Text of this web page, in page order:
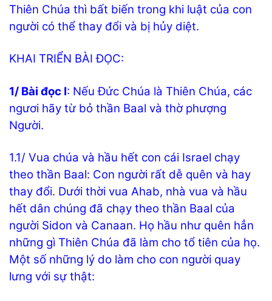
Thiên Chúa thì bất biến trong khi luật của con
người có thể thay đổi và bị hủy diệt.
KHAI TRIỂN BÀI ĐỌC:
1/ Bài đọc I: Nếu Đức Chúa là Thiên Chúa, các
ngươi hãy từ bỏ thần Baal và thờ phượng
Người.
1.1/ Vua chúa và hầu hết con cái Israel chạy
theo thần Baal: Con người rất dễ quên và hay
thay đổi. Dưới thời vua Ahab, nhà vua và hầu
hết dân chúng đã chạy theo thần Baal của
người Sidon và Canaan. Họ hầu như quên hẳn
những gì Thiên Chúa đã làm cho tổ tiên của họ.
Một số những lý do làm cho con người quay
lưng với sự thật: